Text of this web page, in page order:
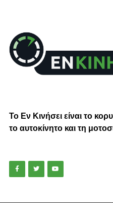
Το Εν Κινήσει είναι το
το αυτοκίνητο και τη